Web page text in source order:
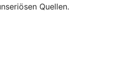
Quellen.